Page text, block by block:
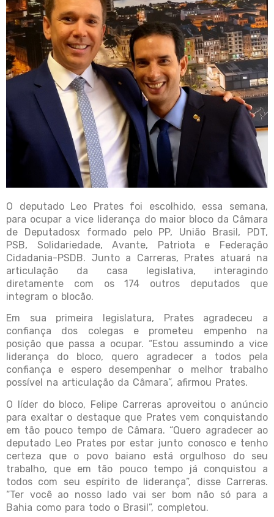
O deputado Leo Prates foi escolhido, essa semana,
para ocupar a vice liderança do maior bloco da Câmara
de Deputadosx formado pelo PP, União Brasil, PDT,
PSB, Solidariedade, Avante, Patriota e Federação
Cidadania-PSDB. Junto a Carreras, Prates atuará na
articulação da casa legislativa, interagindo
diretamente com os 174 outros deputados que
integram o blocão.
Em sua primeira legislatura, Prates agradeceu a
confiança dos colegas e prometeu empenho na
posição que passa a ocupar. “Estou assumindo a vice
liderança do bloco, quero agradecer a todos pela
confiança e espero desempenhar o melhor trabalho
possível na articulação da Câmara”, afirmou Prates.
O líder do bloco, Felipe Carreras aproveitou o anúncio
para exaltar o destaque que Prates vem conquistando
em tão pouco tempo de Câmara. “Quero agradecer ao
deputado Leo Prates por estar junto conosco e tenho
certeza que o povo baiano está orgulhoso do seu
trabalho, que em tão pouco tempo já conquistou a
todos com seu espírito de liderança”, disse Carreras.
“Ter você ao nosso lado vai ser bom não só para a
Bahia como para todo o Brasil”, completou.